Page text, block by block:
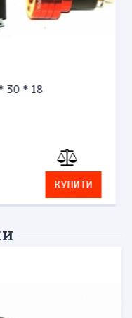
"Honda st1300"
КУПИТИ